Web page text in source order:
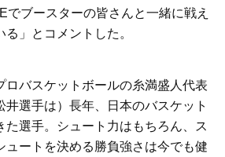
でブースターの皆さんと一緒に戦え
」とコメントした。
ロバスケットボールの糸満盛人代表
井選手は）長年、日本のバスケット
た選手。シュート力はもちろん、ス
ュートを決める勝負強さは今でも健